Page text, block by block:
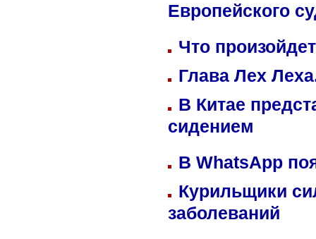
Европейского
Что
Глава Лех
В Китае
сидением
В WhatsApp
Курильщики
заболеваний